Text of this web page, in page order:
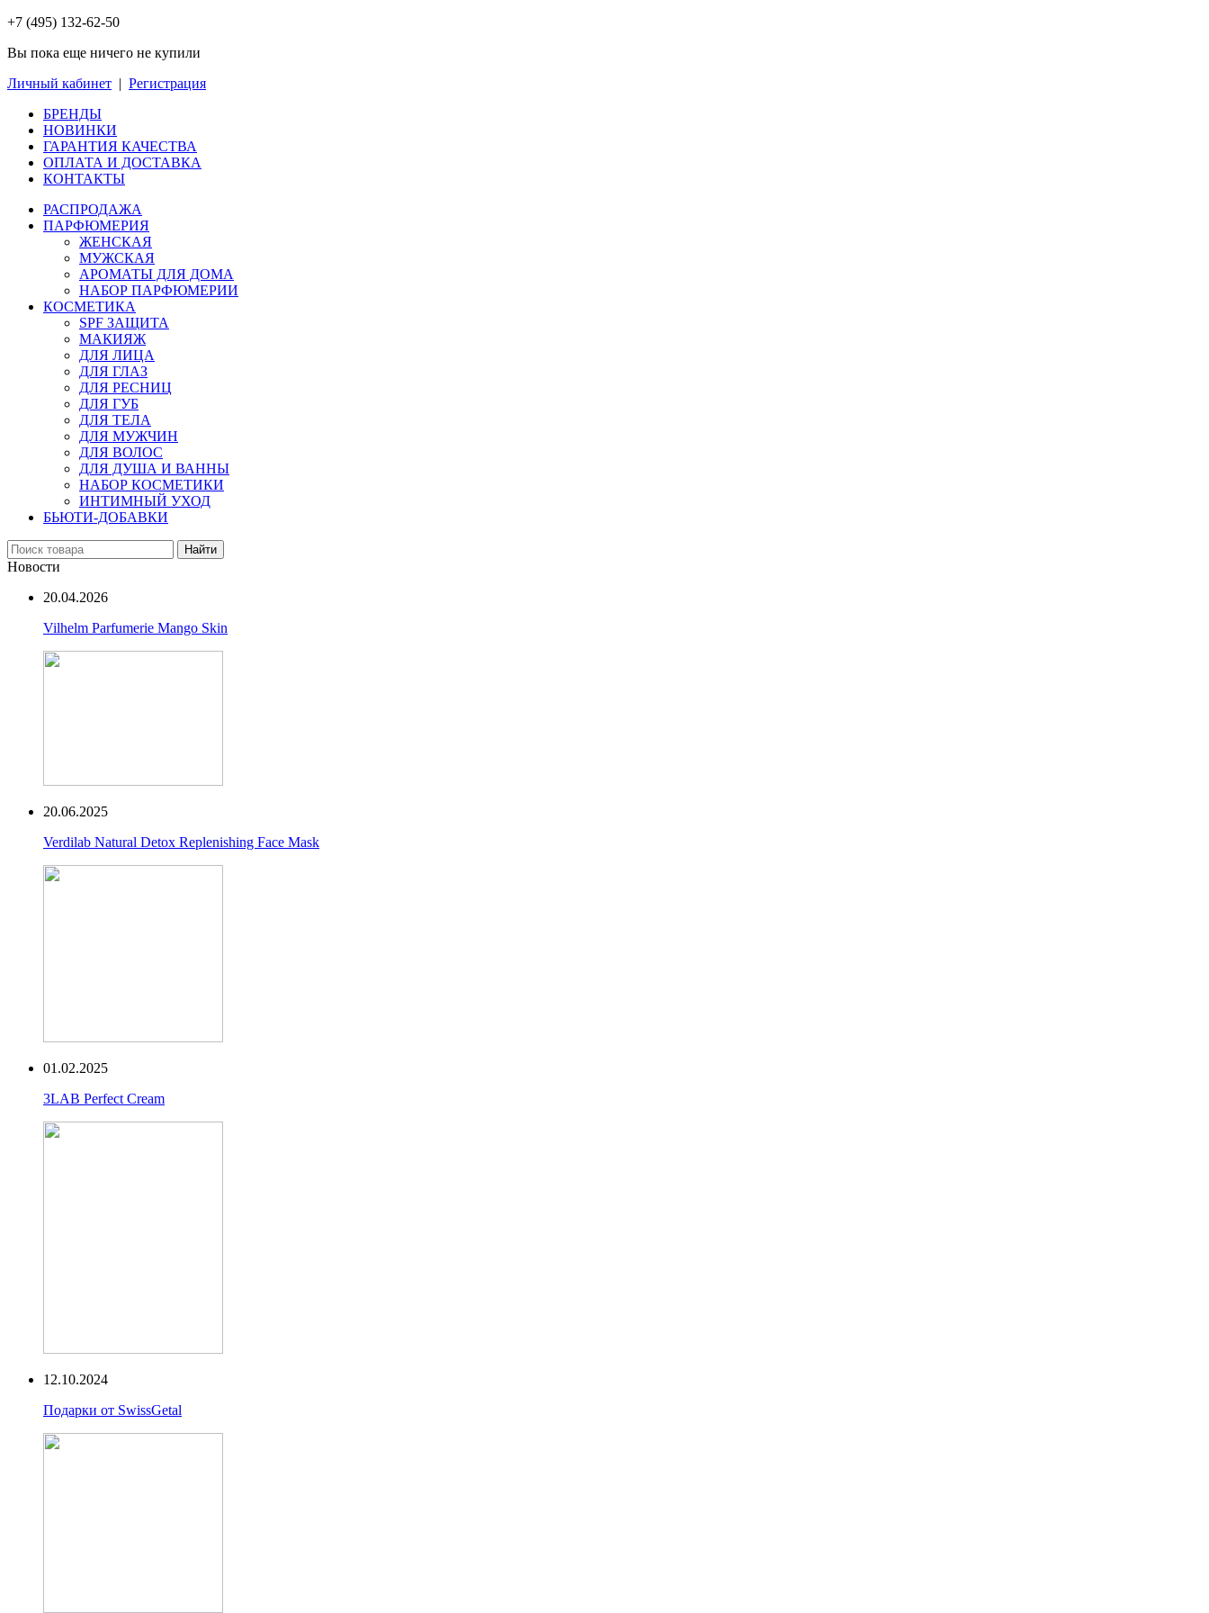
+7 (495) 132-62-50
Вы пока еще ничего не купили
Личный кабинет | Регистрация
БРЕНДЫ
НОВИНКИ
ГАРАНТИЯ КАЧЕСТВА
ОПЛАТА И ДОСТАВКА
КОНТАКТЫ
РАСПРОДАЖА
ПАРФЮМЕРИЯ
ЖЕНСКАЯ
МУЖСКАЯ
АРОМАТЫ ДЛЯ ДОМА
НАБОР ПАРФЮМЕРИИ
КОСМЕТИКА
SPF ЗАЩИТА
МАКИЯЖ
ДЛЯ ЛИЦА
ДЛЯ ГЛАЗ
ДЛЯ РЕСНИЦ
ДЛЯ ГУБ
ДЛЯ ТЕЛА
ДЛЯ МУЖЧИН
ДЛЯ ВОЛОС
ДЛЯ ДУША И ВАННЫ
НАБОР КОСМЕТИКИ
ИНТИМНЫЙ УХОД
БЬЮТИ-ДОБАВКИ
Найти
Новости
20.04.2026
Vilhelm Parfumerie Mango Skin
20.06.2025
Verdilab Natural Detox Replenishing Face Mask
01.02.2025
3LAB Perfect Cream
12.10.2024
Подарки от SwissGetal